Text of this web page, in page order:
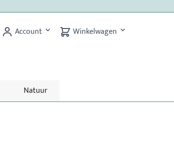
Account Winkelwagen
Natuur